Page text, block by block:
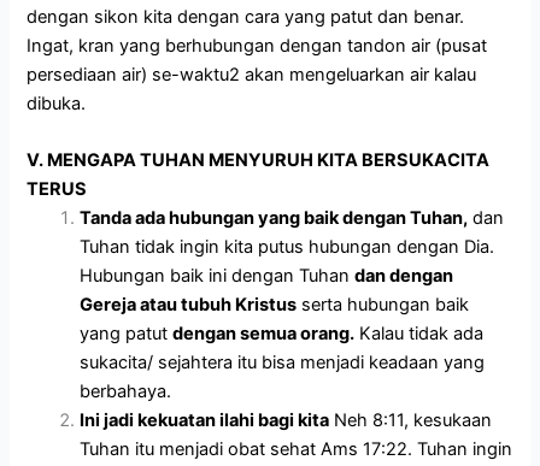
dengan sikon kita dengan cara yang patut dan benar.
Ingat, kran yang berhubungan dengan tandon air (pusat
persediaan air) se-waktu2 akan mengeluarkan air kalau
dibuka.
V. MENGAPA TUHAN MENYURUH KITA BERSUKACITA
TERUS
Tanda ada hubungan yang baik dengan Tuhan, dan
Tuhan tidak ingin kita putus hubungan dengan Dia.
Hubungan baik ini dengan Tuhandan dengan
Gereja atau tubuh Kristus serta hubungan baik
yang patutdengan semua orang. Kalau tidak ada
sukacita/ sejahtera itu bisa menjadi keadaan yang
berbahaya.
Ini jadi kekuatan ilahi bagi kita Neh 8:11, kesukaan
Tuhan itu menjadi obat sehat Ams 17:22. Tuhan ingin